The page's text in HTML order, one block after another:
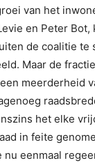
van het
en Peter Bot,
de coalitie te
Maar de
meerderheid
het elke
in feite
nu eenmaal